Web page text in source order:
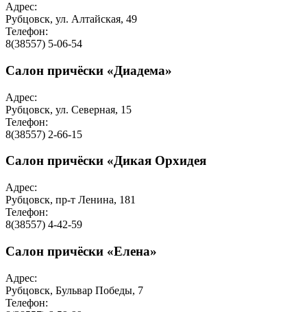
Адрес:
Рубцовск, ул. Алтайская, 49
Телефон:
8(38557) 5-06-54
Салон причёски «Диадема»
Адрес:
Рубцовск, ул. Северная, 15
Телефон:
8(38557) 2-66-15
Салон причёски «Дикая Орхидея
Адрес:
Рубцовск, пр-т Ленина, 181
Телефон:
8(38557) 4-42-59
Салон причёски «Елена»
Адрес:
Рубцовск, Бульвар Победы, 7
Телефон: